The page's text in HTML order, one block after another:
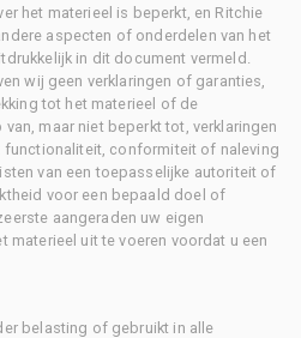
het materieel is beperkt, en Ritchie
aspecten of onderdelen van het
in dit document vermeld.
wij geen verklaringen of garanties,
tot het materieel of de
maar niet beperkt tot, verklaringen
conformiteit of naleving
van een toepasselijke autoriteit of
voor een bepaald doel of
aangeraden uw eigen
materieel uit te voeren voordat u een
belasting of gebruikt in alle